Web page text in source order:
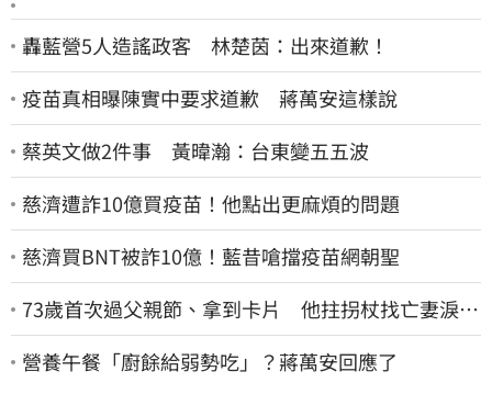
轟藍營5人造謠政客 林楚茵：出來道歉！
疫苗真相曝陳實中要求道歉 蔣萬安這樣說
蔡英文做2件事 黃暐瀚：台東變五五波
慈濟遭詐10億買疫苗！他點出更麻煩的問題
慈濟買BNT被詐10億！藍昔嗆擋疫苗網朝聖
73歲首次過父親節、拿到卡片 他拄拐杖找亡妻淚：
今天好多人來幫我慶祝
營養午餐「廚餘給弱勢吃」？蔣萬安回應了